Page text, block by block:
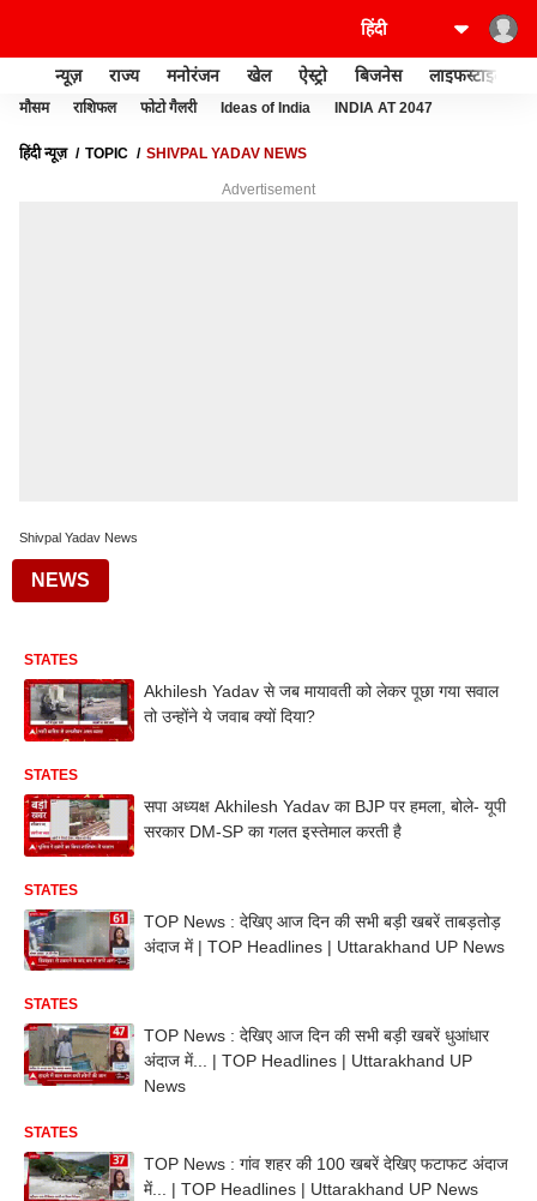
न्यूज़ राज्य मनोरंजन खेल ऐस्ट्रो बिजनेस लाइफस्टाइल
मौसम राशिफल फोटो गैलरी Ideas of India INDIA AT 2047
हिंदी न्यूज़ TOPIC SHIVPAL YADAV NEWS
Advertisement
Shivpal Yadav News
NEWS
STATES
Akhilesh Yadav से जब मायावती को लेकर पूछा गया सवाल
तो उन्होंने ये जवाब क्यों दिया?
STATES
सपा अध्यक्ष Akhilesh Yadav का BJP पर हमला, बोले- यूपी
सरकार DM-SP का गलत इस्तेमाल करती है
STATES
TOP News : देखिए आज दिन की सभी बड़ी खबरें ताबड़तोड़
अंदाज में | TOP Headlines | Uttarakhand UP News
STATES
TOP News : देखिए आज दिन की सभी बड़ी खबरें धुआंधार
अंदाज में... | TOP Headlines | Uttarakhand UP
News
STATES
TOP News : गांव शहर की 100 खबरें देखिए फटाफट अंदाज
में... | TOP Headlines | Uttarakhand UP News